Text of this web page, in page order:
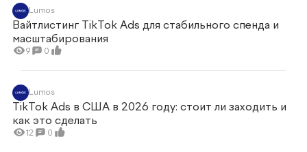
Lumos
Вайтлистинг TikTok Ads для стабильного спенда и
масштабирования
9 0
Lumos
TikTok Ads в США в 2026 году: стоит ли заходить и
как это сделать
12 0